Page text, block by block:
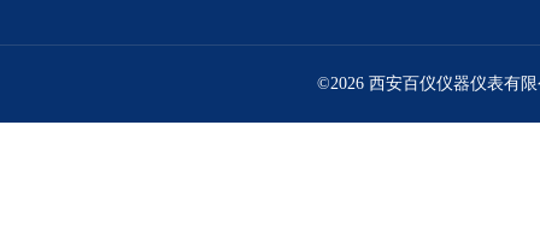
©2026 西安百仪仪器仪表有